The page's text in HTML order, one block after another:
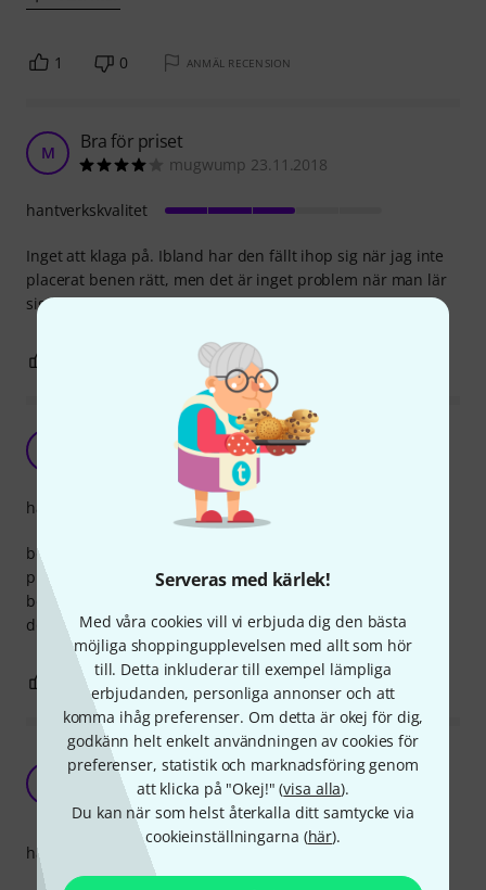
Serveras med kärlek!
Med våra cookies vill vi erbjuda dig den bästa
möjliga shoppingupplevelsen med allt som hör
till. Detta inkluderar till exempel lämpliga
erbjudanden, personliga annonser och att
komma ihåg preferenser. Om detta är okej för dig,
godkänn helt enkelt användningen av cookies för
preferenser, statistik och marknadsföring genom
att klicka på "Okej!" (visa alla).
Du kan när som helst återkalla ditt samtycke via
cookieinställningarna (här).
1 0 ANMÄL RECENSION
M Bra för priset
mugwump 23.11.2018
Inget att klaga på. Ibland har den fällt ihop sig när jag inte
placerat benen rätt, men det är inget problem när man lär
sig hantera den. Det gör vad den ska.
hantverkskvalitet
ANMÄL RECENSION
my leg will thank me
fluffy power 28.07.2021
best accessories i have purchased for myself.
playing guitar while resting you foot on this on is not just
better for a good grip but also better for my back sense i
dont "lean forward" as much.
hantverkskvalitet
0
Hade gärna fått vara mer gummiaktig yta och
fötter.
TotallyG 08.04.2021
hantverkskvalitet